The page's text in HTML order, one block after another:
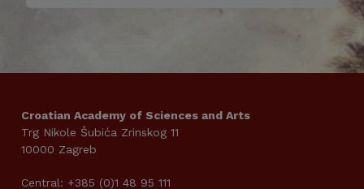
Croatian Academy of Sciences and Arts
Trg Nikole Šubića Zrinskog 11
10000 Zagreb
Central: +385 (0)1 48 95 111